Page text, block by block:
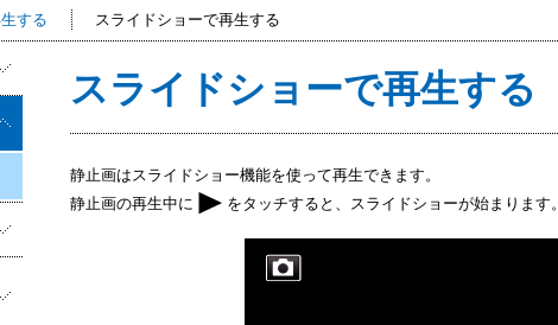
する スライドショーで再生する
スライドショーで再生する
静止画はスライドショー機能を使って再生できます。
静止画の再生中に
をタッチすると、スライドショーが始まります。